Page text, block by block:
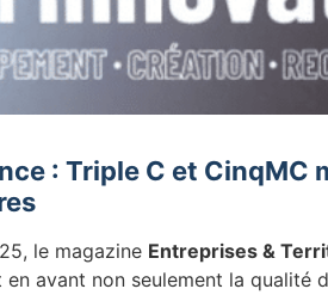
: Triple C et CinqMC
le magazine Entreprises &
en avant non seulement la qualité